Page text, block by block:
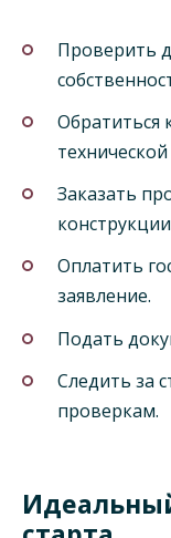
Проверить
Обратиться
Заказать
Оплатить
заявление.
Подать
Следить за
проверкам.